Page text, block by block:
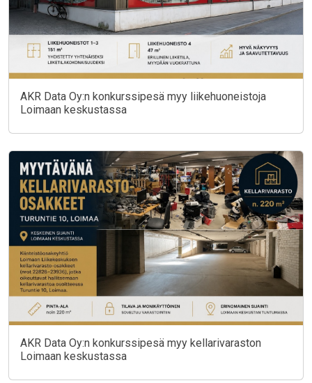
AKR Data Oy:n konkurssipesä myy liikehuoneistoja
Loimaan keskustassa
AKR Data Oy:n konkurssipesä myy kellarivaraston
Loimaan keskustassa